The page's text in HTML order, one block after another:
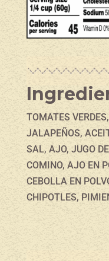
TOMATES
JALAPEÑOS,
SAL, AJO, JUGO
COMINO, AJO EN
CEBOLLA EN
CHIPOTLES,